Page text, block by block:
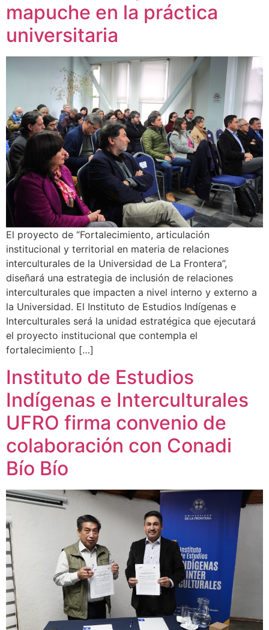
mapuche en la práctica
universitaria
El proyecto de “Fortalecimiento, articulación
institucional y territorial en materia de relaciones
interculturales de la Universidad de La Frontera”,
diseñará una estrategia de inclusión de relaciones
interculturales que impacten a nivel interno y externo a
la Universidad. El Instituto de Estudios Indígenas e
Interculturales será la unidad estratégica que ejecutará
el proyecto institucional que contempla el
fortalecimiento […]
Instituto de Estudios
Indígenas e Interculturales
UFRO firma convenio de
colaboración con Conadi
Bío Bío